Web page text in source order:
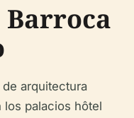
arquitectura
los palacios hôtel